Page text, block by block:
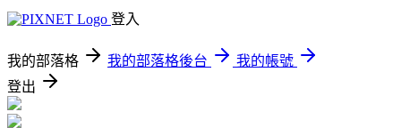
登入
我的部落格 我的部落格後台
我的帳號
登出